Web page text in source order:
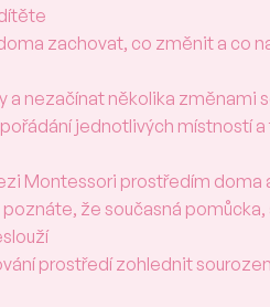
zachovat, co změnit a co
a nezačínat několika změnami
jednotlivých místností
Montessori prostředím doma
že současná
prostředí zohlednit